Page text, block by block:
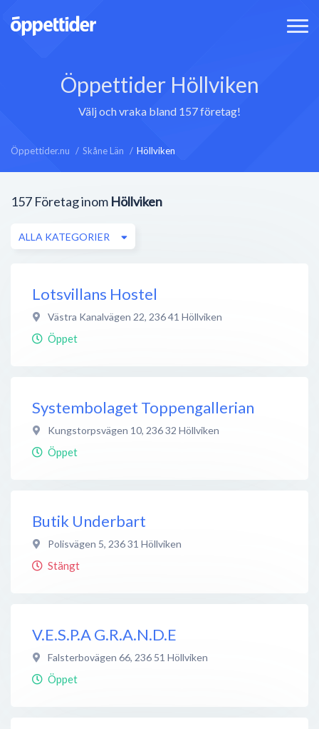
Öppettider Höllviken
Välj och vraka bland 157 företag!
Öppettider.nu Skåne Län Höllviken
157 Företag inom Höllviken
ALLA KATEGORIER
Lotsvillans Hostel
Västra Kanalvägen 22, 236 41 Höllviken
Öppet
Systembolaget Toppengallerian
Kungstorpsvägen 10, 236 32 Höllviken
Öppet
Butik Underbart
Polisvägen 5, 236 31 Höllviken
Stängt
V.E.S.P.A G.R.A.N.D.E
Falsterbovägen 66, 236 51 Höllviken
Öppet